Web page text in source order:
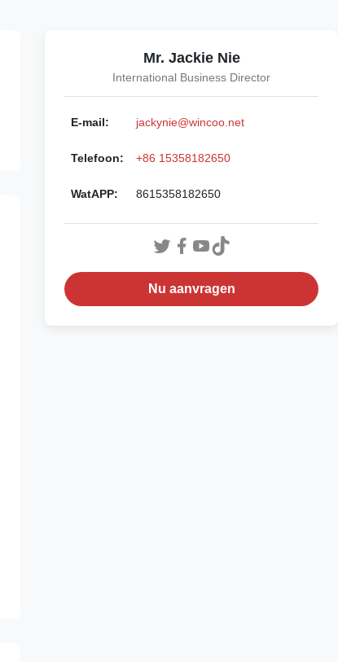
Mr. Jackie Nie
International Business Director
E-mail: jackynie@wincoo.net
Telefoon: +86 15358182650
WatAPP: 8615358182650
Nu aanvragen